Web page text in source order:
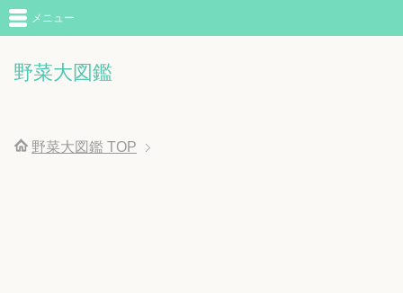
野菜大図鑑
メニュー
野菜大図鑑 TOP